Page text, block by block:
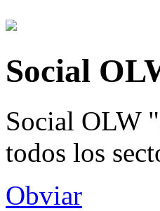
Social
Social OLW
todos los
Obviar